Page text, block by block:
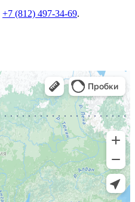
+7 (812) 497-34-69.